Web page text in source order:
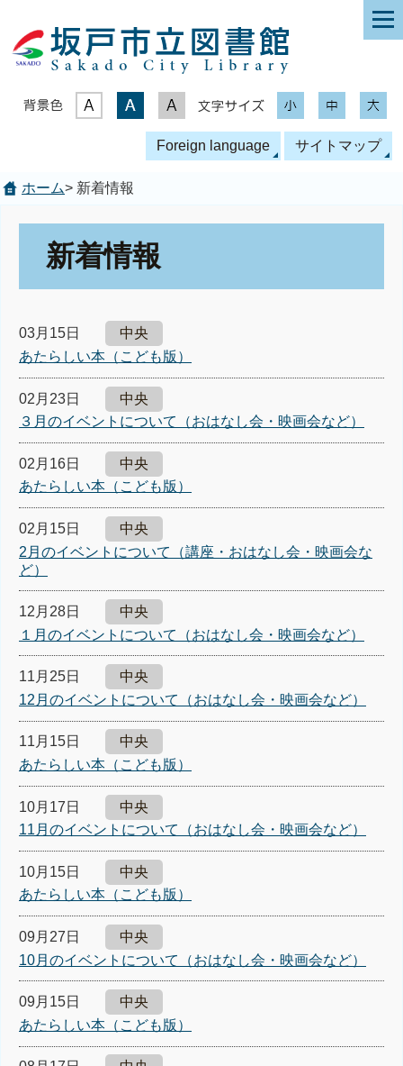
文字サイズ
表示色
Foreign language サイトマップ
ホーム> 新着情報
新着情報
03月15日
中央
あたらしい本（こども版）
02月23日
中央
３月のイベントについて（おはなし会・映画会など）
02月16日
中央
あたらしい本（こども版）
02月15日
中央
2月のイベントについて（講座・おはなし会・映画会な
ど）
12月28日
中央
１月のイベントについて（おはなし会・映画会など）
11月25日
中央
12月のイベントについて（おはなし会・映画会など）
11月15日
中央
あたらしい本（こども版）
10月17日
中央
11月のイベントについて（おはなし会・映画会など）
10月15日
中央
あたらしい本（こども版）
09月27日
中央
10月のイベントについて（おはなし会・映画会など）
09月15日
中央
あたらしい本（こども版）